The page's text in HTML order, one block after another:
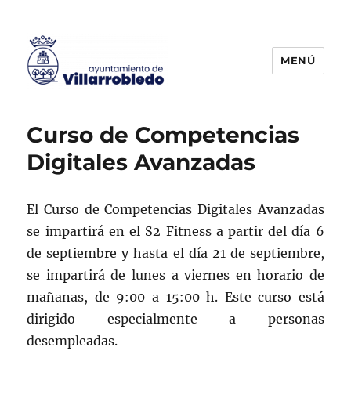
MENÚ
Curso de Competencias
Digitales Avanzadas
El Curso de Competencias Digitales Avanzadas
se impartirá en el S2 Fitness a partir del día 6
de septiembre y hasta el día 21 de septiembre,
se impartirá de lunes a viernes en horario de
mañanas, de 9:00 a 15:00 h. Este curso está
dirigido especialmente a personas
desempleadas.